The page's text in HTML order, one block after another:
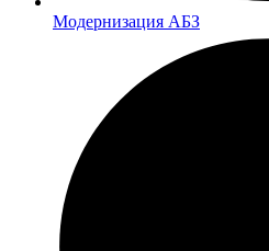
Модернизация АБЗ